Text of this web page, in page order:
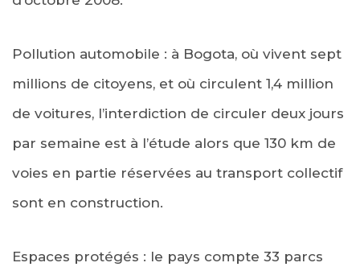
Pollution automobile : à Bogota, où vivent sept
millions de citoyens, et où circulent 1,4 million
de voitures, l’interdiction de circuler deux jours
par semaine est à l’étude alors que 130 km de
voies en partie réservées au transport collectif
sont en construction.
Espaces protégés : le pays compte 33 parcs